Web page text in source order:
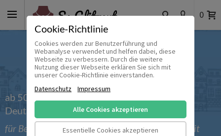
Cookie-Richtlinie
Cookies werden zur Benutzerführung und
Webanalyse verwendet und helfen dabei, diese
Webseite zu verbessern. Durch die weitere
Nutzung dieser Webseite erklären Sie sich mit
unserer Cookie-Richtlinie einverstanden.
Datenschutz
Impressum
Alle Cookies akzeptieren
Essentielle Cookies akzeptieren
0
ab 50 € versandkostenfrei innerhalb
Deutschlands
für Bestellungen bis einschließlich 30.09.2026 mit